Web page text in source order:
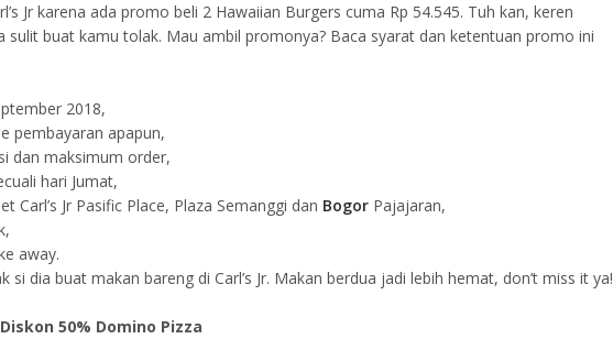
Jr karena ada promo beli 2 Hawaiian Burgers cuma Rp 54.545. Tuh kan, keren
sulit buat kamu tolak. Mau ambil promonya? Baca syarat dan ketentuan promo ini
2018,
pembayaran apapun,
dan maksimum order,
hari Jumat,
Carl’s Jr Pasific Place, Plaza Semanggi dan Bogor Pajajaran,
away.
si dia buat makan bareng di Carl’s Jr. Makan berdua jadi lebih hemat, don’t miss it ya!
50% Domino Pizza